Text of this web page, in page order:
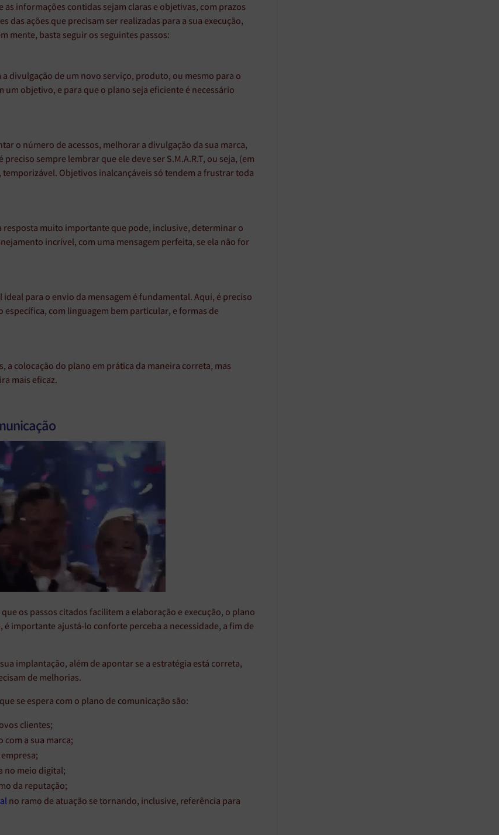
informações contidas sejam claras e objetivas, com prazos
das ações que precisam ser realizadas para a sua execução,
mente, basta seguir os seguintes passos:
divulgação de um novo serviço, produto, ou mesmo para o
um objetivo, e para que o plano seja eficiente é necessário
o número de acessos, melhorar a divulgação da sua marca,
sempre lembrar que ele deve ser S.M.A.R.T, ou seja, (em
Objetivos inalcançáveis só tendem a frustrar toda
resposta muito importante que pode, inclusive, determinar o
incrível, com uma mensagem perfeita, se ela não for
para o envio da mensagem é fundamental. Aqui, é preciso
com linguagem bem particular, e formas de
a colocação do plano em prática da maneira correta, mas
mais eficaz.
os passos citados facilitem a elaboração e execução, o plano
importante ajustá-lo conforte perceba a necessidade, a fim de
implantação, além de apontar se a estratégia está correta,
de melhorias.
se espera com o plano de comunicação são:
clientes;
a sua marca;
no meio digital;
da reputação;
no ramo de atuação se tornando, inclusive, referência para